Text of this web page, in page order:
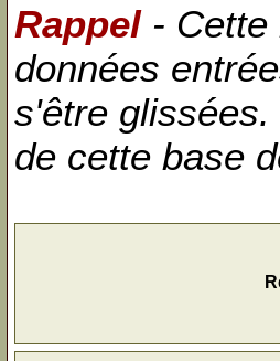
Rappel- Cette
données
s'être
de cette base